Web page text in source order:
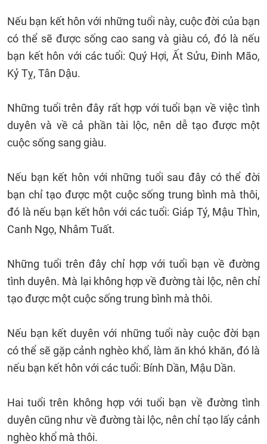
Nếu bạn kết hôn với những tuổi này, cuộc đời của bạn
có thể sẽ được sống cao sang và giàu có, đó là nếu
bạn kết hôn với các tuổi: Quý Hợi, Ất Sửu, Đinh Mão,
Kỷ Tỵ, Tân Dậu.
Những tuổi trên đây rất hợp với tuổi bạn về việc tình
duyên và về cả phần tài lộc, nên dễ tạo được một
cuộc sống sang giàu.
Nếu bạn kết hôn với những tuổi sau đây có thể đời
bạn chỉ tạo được một cuộc sống trung bình mà thôi,
đó là nếu bạn kết hôn với các tuổi: Giáp Tý, Mậu Thìn,
Canh Ngọ, Nhâm Tuất.
Những tuổi trên đây chỉ hợp với tuổi bạn về đường
tình duyên. Mà lại không hợp về đường tài lộc, nên chỉ
tạo được một cuộc sống trung bình mà thôi.
Nếu bạn kết duyên với những tuổi này cuộc đời bạn
có thể sẽ gặp cảnh nghèo khổ, làm ăn khó khăn, đó là
nếu bạn kết hôn với các tuổi: Bính Dần, Mậu Dần.
Hai tuổi trên không hợp với tuổi bạn về đường tình
duyên cũng như về đường tài lộc, nên chỉ tạo lấy cảnh
nghèo khổ mà thôi.